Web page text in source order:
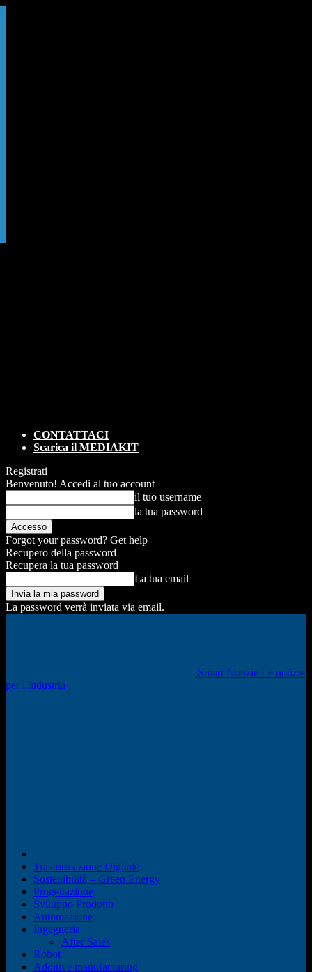
CONTATTACI
Scarica il MEDIAKIT
Registrati
Benvenuto! Accedi al tuo account
il tuo username
la tua password
Forgot your password? Get help
Recupero della password
Recupera la tua password
La tua email
La password verrà inviata via email.
Smart Notizie Le notizie
per l'Industria
Trasformazione Digitale
Sostenibilità – Green Energy
Progettazione
Sviluppo Prodotto
Automazione
Ingegneria
After Sales
Robot
Additive manufacturing